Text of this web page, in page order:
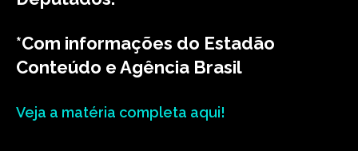
*Com informações do Estadão
Conteúdo e Agência Brasil
Veja a matéria completa aqui!